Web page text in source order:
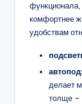
комфортнее
удобствам
делает
толще –